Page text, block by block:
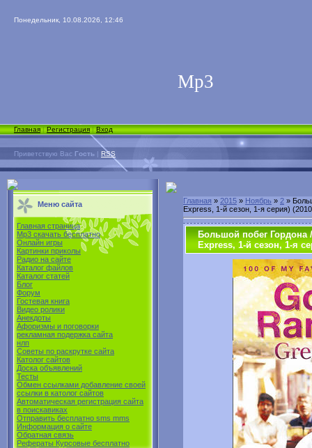
Понедельник, 10.08.2026, 12:46
Мp3
Главная|Регистрация|Вход
Приветствую Вас Гость | RSS
Меню сайта
Главная страница
Mp3 скачать бесплатно
Онлайн игры
Картинки приколы
Радио на сайте
Каталог файлов
Каталог статей
Блог
Форум
Гостевая книга
Видео ролики
Анекдоты
Афоризмы и поговорки
рекламная подержка сайта
нлп
Советы по раскрутке сайта
Католог сайтов
Доска объявлений
Тесты
Обмен ссылками добавление своей
ссылки в католог сайтов
Автоматическая регистрация сайта
в поиcкавиках
Отправить бесплатно sms mms
Информация о сайте
Обратная связь
Рефераты Курсовые бесплатно
Главная » 2015 » Ноябрь » 2 »
Express, 1-й сезон, 1-я серия)
Большой побег Гордона
Express, 1-й сезон, 1-я